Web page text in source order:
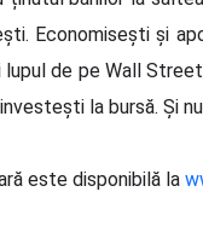
Economisești și
lupul de pe Wall
la bursă. Și
este disponibilă la